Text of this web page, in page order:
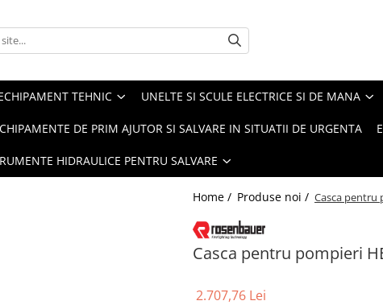
TEHNIC UNELTE SI SCULE ELECTRICE SI DE MANA
DE PRIM AJUTOR SI SALVARE IN SITUATII DE URGENTA
HIDRAULICE PENTRU SALVARE
Home / Produse noi / Casca pentru
Casca pentru pompieri
2.707,76 Lei